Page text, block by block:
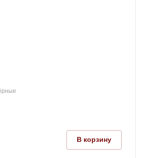
В корзину